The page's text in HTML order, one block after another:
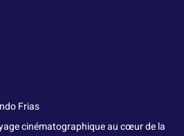
Frias
cinématographique au cœur de la